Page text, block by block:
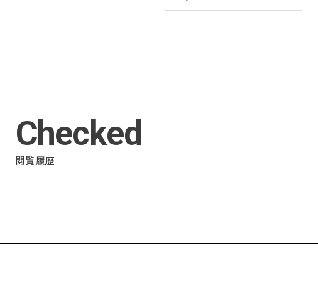
Checked
閲覧履歴